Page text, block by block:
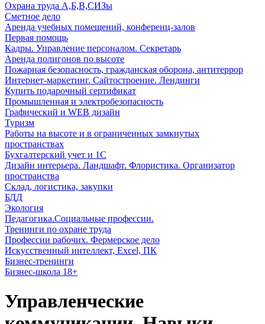
Охрана труда А,Б,В,СИЗы
Сметное дело
Аренда учебных помещений, конференц-залов
Первая помощь
Кадры. Управление персоналом. Секретарь
Аренда полигонов по высоте
Пожарная безопасность, гражданская оборона, антитеррор
Интернет-маркетинг. Сайтостроение. Лендинги
Купить подарочный сертификат
Промышленная и электробезопасность
Графический и WEB дизайн
Туризм
Работы на высоте и в ограниченных замкнутых
пространствах
Бухгалтерский учет и 1С
Дизайн интерьера. Ландшафт. Флористика. Организатор
пространства
Склад, логистика, закупки
БДД
Экология
Педагогика.Социальные профессии.
Тренинги по охране труда
Профессии рабочих. Фермерское дело
Искусственный интеллект, Excel, ПК
Бизнес-тренинги
Бизнес-школа 18+
Управленческие